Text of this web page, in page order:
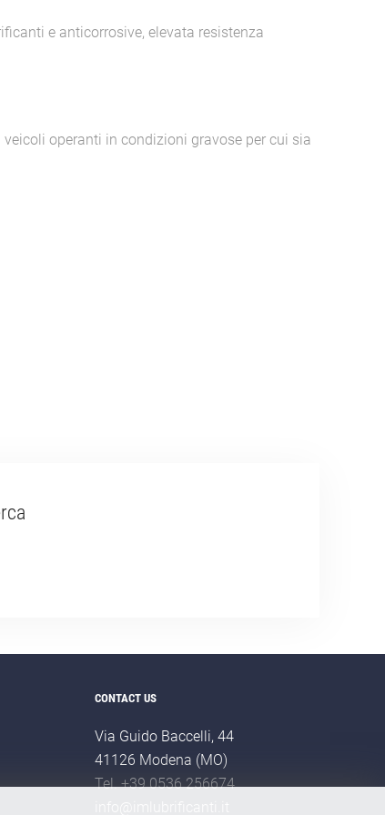
e anticorrosive, elevata resistenza
operanti in condizioni gravose per cui sia
CONTACT US
Via Guido Baccelli, 44
41126 Modena (MO)
Tel. +39 0536 256674